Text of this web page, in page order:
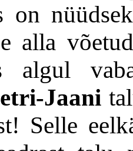
on
alla
algul
Jaani
Selle